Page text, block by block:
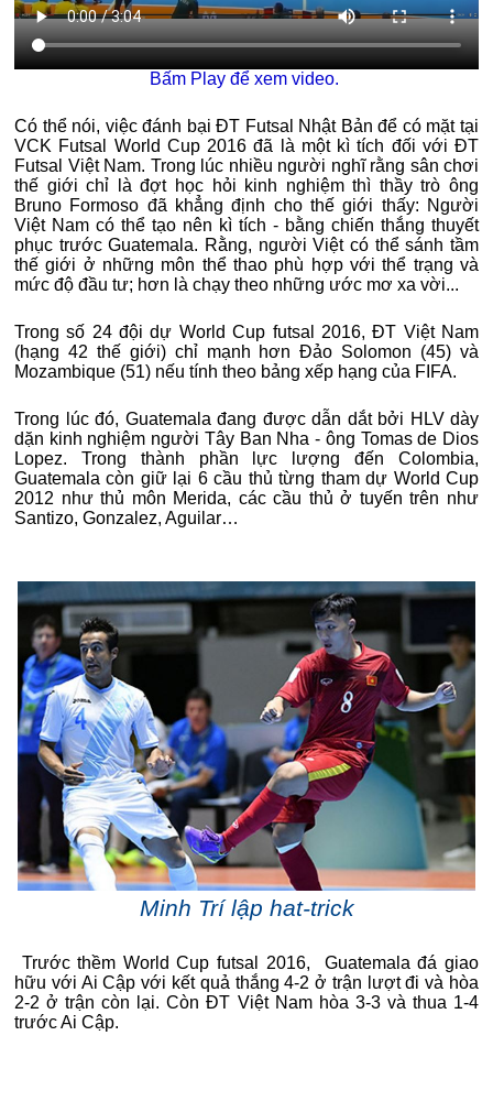
Bấm Play để xem video.
Có thể nói, việc đánh bại ĐT Futsal Nhật Bản để có mặt tại
VCK Futsal World Cup 2016 đã là một kì tích đối với ĐT
Futsal Việt Nam. Trong lúc nhiều người nghĩ rằng sân chơi
thế giới chỉ là đợt học hỏi kinh nghiệm thì thầy trò ông
Bruno Formoso đã khẳng định cho thế giới thấy: Người
Việt Nam có thể tạo nên kì tích - bằng chiến thắng thuyết
phục trước Guatemala. Rằng, người Việt có thể sánh tầm
thế giới ở những môn thể thao phù hợp với thể trạng và
mức độ đầu tư; hơn là chạy theo những ước mơ xa vời...
Trong số 24 đội dự World Cup futsal 2016, ĐT Việt Nam
(hạng 42 thế giới) chỉ mạnh hơn Đảo Solomon (45) và
Mozambique (51) nếu tính theo bảng xếp hạng của FIFA.
Trong lúc đó, Guatemala đang được dẫn dắt bởi HLV dày
dặn kinh nghiệm người Tây Ban Nha - ông Tomas de Dios
Lopez. Trong thành phần lực lượng đến Colombia,
Guatemala còn giữ lại 6 cầu thủ từng tham dự World Cup
2012 như thủ môn Merida, các cầu thủ ở tuyến trên như
Santizo, Gonzalez, Aguilar…
Minh Trí lập hat-trick
Trước thềm World Cup futsal 2016, Guatemala đá giao
hữu với Ai Cập với kết quả thắng 4-2 ở trận lượt đi và hòa
2-2 ở trận còn lại. Còn ĐT Việt Nam hòa 3-3 và thua 1-4
trước Ai Cập.